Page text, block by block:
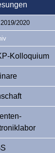
2020
Kolloquium